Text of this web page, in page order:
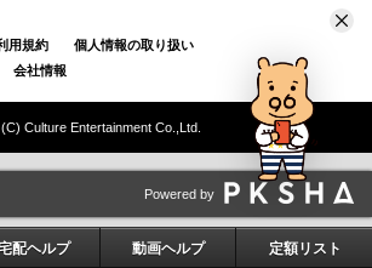
用規約
個人情報の取り扱い
会社情報
(C) Culture Entertainment Co.,Ltd.
配ヘルプ 動画ヘルプ 定額リスト
Powered by